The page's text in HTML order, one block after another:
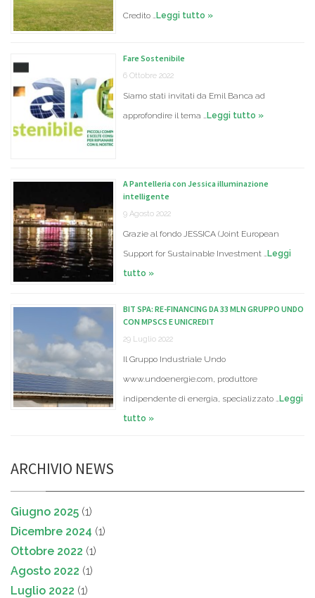
Credito …Leggi tutto »
Fare Sostenibile
6 Ottobre 2022
Siamo stati invitati da Emil Banca ad
approfondire il tema …Leggi tutto »
A Pantelleria con Jessica illuminazione
intelligente
9 Agosto 2022
Grazie al fondo JESSICA (Joint European
Support for Sustainable Investment …Leggi
tutto »
BIT SPA: RE-FINANCING DA 33 MLN GRUPPO UNDO
CON MPSCS E UNICREDIT
29 Luglio 2022
Il Gruppo Industriale Undo
www.undoenergie.com, produttore
indipendente di energia, specializzato …Leggi
tutto »
ARCHIVIO NEWS
Giugno 2025 (1)
Dicembre 2024 (1)
Ottobre 2022 (1)
Agosto 2022 (1)
Luglio 2022 (1)